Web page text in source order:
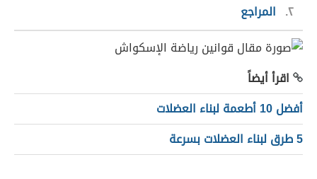
٢ المراجع
اقرأ أيضاً
أفضل 10 أطعمة لبناء العضلات
5 طرق لبناء العضلات بسرعة